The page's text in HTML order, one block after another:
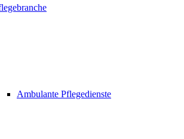
Ambulante Pflegedienste